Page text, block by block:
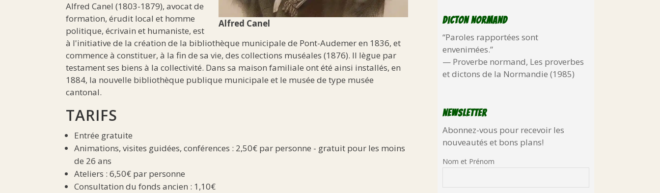
Alfred Canel
Alfred Canel (1803-1879), avocat de
formation, érudit local et homme
politique, écrivain et humaniste, est
à l'initiative de la création de la bibliothèque municipale de Pont-Audemer en 1836, et
commence à constituer, à la fin de sa vie, des collections muséales (1876). Il lègue par
testament ses biens à la collectivité. Dans sa maison familiale ont été ainsi installés, en
1884, la nouvelle bibliothèque publique municipale et le musée de type musée
cantonal.
TARIFS
Entrée gratuite
Animations, visites guidées, conférences : 2,50€ par personne - gratuit pour les moins
de 26 ans
Ateliers : 6,50€ par personne
Consultation du fonds ancien : 1,10€
Dicton normand
“Paroles rapportées sont
envenimées.”
— Proverbe normand, Les proverbes
et dictons de la Normandie (1985)
Newsletter
Abonnez-vous pour recevoir les
nouveautés et bons plans!
Nom et Prénom